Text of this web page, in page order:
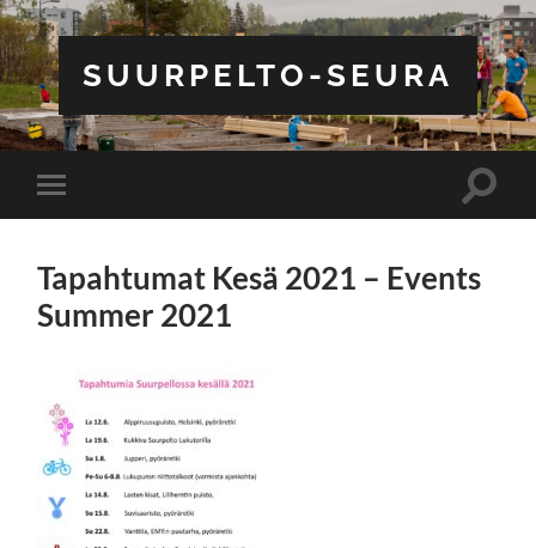
SUURPELTO-SEURA
Toggle
mobile
Toggle
Tapahtumat Kesä 2021 – Events
Summer 2021